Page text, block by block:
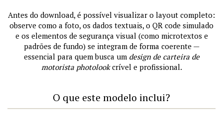
Antes do download, é possível visualizar o layout completo:
observe como a foto, os dados textuais, o QR code simulado
e os elementos de segurança visual (como microtextos e
padrões de fundo) se integram de forma coerente —
essencial para quem busca um design de carteira de
motorista photolookcrível e profissional.
O que este modelo inclui?